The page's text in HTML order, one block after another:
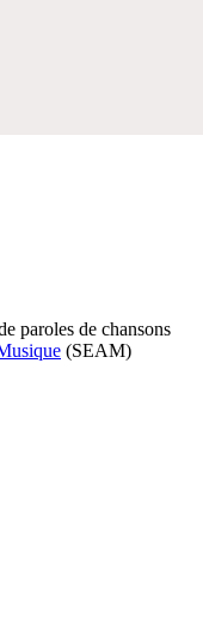
paroles de chansons
(SEAM)